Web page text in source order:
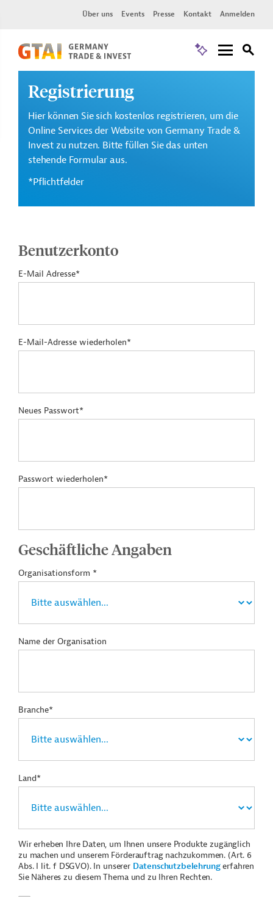
Über uns Events Presse Kontakt Anmelden
Registrierung
Hier können Sie sich kostenlos registrieren, um die
Online Services der Website von Germany Trade &
Invest zu nutzen. Bitte füllen Sie das unten
stehende Formular aus.
*Pflichtfelder
Benutzerkonto
E-Mail Adresse*
E-Mail-Adresse wiederholen*
Neues Passwort*
Passwort wiederholen*
Geschäftliche Angaben
Organisationsform *
Name der Organisation
Branche*
Land*
Wir erheben Ihre Daten, um Ihnen unsere Produkte zugänglich
zu machen und unserem Förderauftrag nachzukommen. (Art. 6
Abs. I lit. f DSGVO). In unserer Datenschutzbelehrungerfahren
Sie Näheres zu diesem Thema und zu Ihren Rechten.